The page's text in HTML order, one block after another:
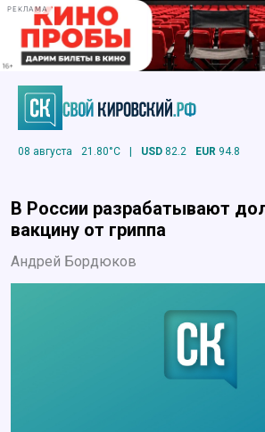
РЕКЛАМА
08 августа 21.80°C | USD 82.2 EUR 94.8
В России разрабатывают
вакцину от гриппа
Андрей Бордюков